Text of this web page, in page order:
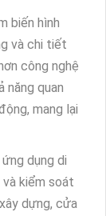
biến hình
và chi tiết
công nghệ
năng quan
mang lại
dụng di
kiểm soát
dựng, cửa